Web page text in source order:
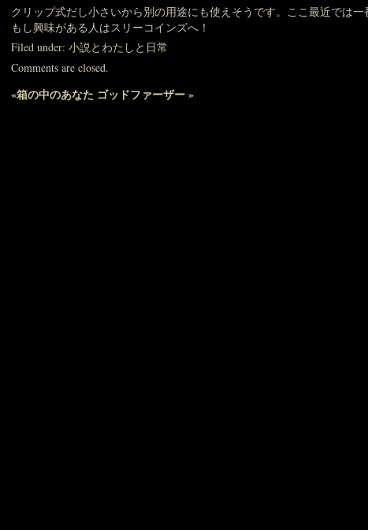
クリップ式だし小さいから別の用途にも使えそうです。ここ最近では
もし興味がある人はスリーコインズへ！
Filed under:小説とわたしと日常
Comments are closed.
«箱の中のあなた ゴッドファーザー»